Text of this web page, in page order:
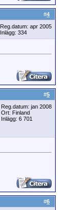
#4
Reg.datum: apr 2005
Inlägg: 334
#5
Reg.datum: jan 2008
Ort: Finland
Inlägg: 6 701
#6